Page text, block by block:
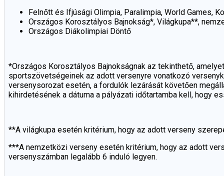
Felnőtt és Ifjúsági Olimpia, Paralimpia, World Games,
Országos Korosztályos Bajnokság*, Világkupa**,
Országos Diákolimpiai Döntő
*Országos Korosztályos Bajnokságnak az tekinthető,
sportszövetségeinek az adott versenyre vonatkozó
versenysorozat esetén, a fordulók lezárását követően
kihirdetésének a dátuma a pályázati időtartamba kell, hogy
**A világkupa esetén kritérium, hogy az adott verseny
***A nemzetközi verseny esetén kritérium, hogy az adott
versenyszámban legalább 6 induló legyen.